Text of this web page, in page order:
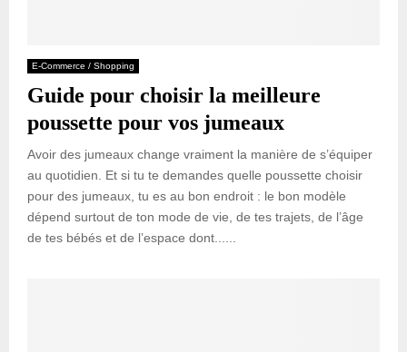
E-Commerce / Shopping
Guide pour choisir la meilleure
poussette pour vos jumeaux
Avoir des jumeaux change vraiment la manière de s’équiper
au quotidien. Et si tu te demandes quelle poussette choisir
pour des jumeaux, tu es au bon endroit : le bon modèle
dépend surtout de ton mode de vie, de tes trajets, de l’âge
de tes bébés et de l’espace dont......